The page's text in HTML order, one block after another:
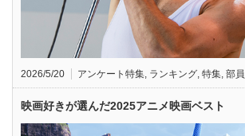
2026/5/20 アンケート特集, ランキング, 特集, 部
映画好きが選んだ2025アニメ映画ベスト